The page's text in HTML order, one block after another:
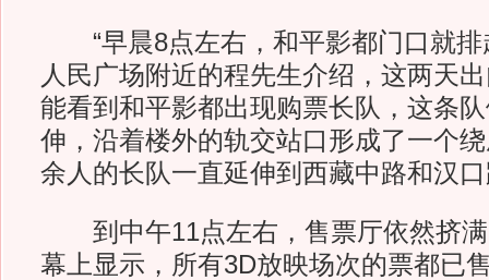
“早晨8点左右，和平影都门口就排
人民广场附近的程先生介绍，这两天
能看到和平影都出现购票长队，这条
伸，沿着楼外的轨交站口形成了一个
余人的长队一直延伸到西藏中路和汉
到中午11点左右，售票厅依然挤满
幕上显示，所有3D放映场次的票都已